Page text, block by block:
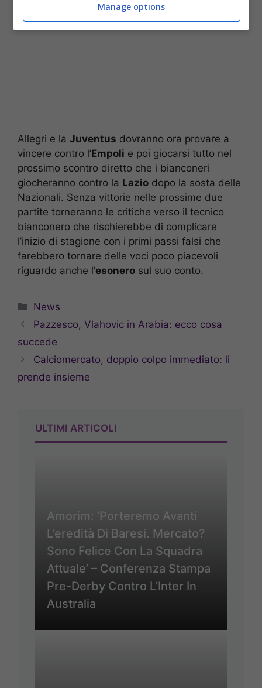
Allegri e la Juventus dovranno ora provare a
vincere contro l’Empoli e poi giocarsi tutto nel
prossimo scontro diretto che i bianconeri
giocheranno contro la Lazio dopo la sosta delle
Nazionali. Senza vittorie nelle prossime due
partite torneranno le critiche verso il tecnico
bianconero che rischierebbe di complicare
l’inizio di stagione con i primi passi falsi che
farebbero tornare delle voci poco piacevoli
riguardo anche l’esonero sul suo conto.
Categorie
News
Pazzesco, Vlahovic in Arabia: ecco cosa
succede
Calciomercato, doppio colpo immediato: li
prende insieme
ULTIMI ARTICOLI
Amorim: ‘Porteremo Avanti
L’eredità Di Baresi. Mercato?
Sono Felice Con La Squadra
Attuale’ – Conferenza Stampa
Pre-Derby Contro L’Inter In
Australia
Manage options